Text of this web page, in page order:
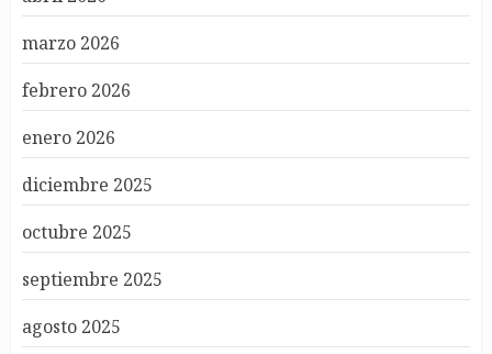
marzo 2026
febrero 2026
enero 2026
diciembre 2025
octubre 2025
septiembre 2025
agosto 2025